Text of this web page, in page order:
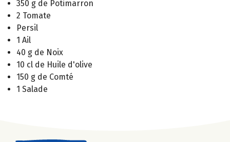
350 g de Potimarron
2 Tomate
Persil
1 Ail
40 g de Noix
10 cl de Huile d'olive
150 g de Comté
1 Salade